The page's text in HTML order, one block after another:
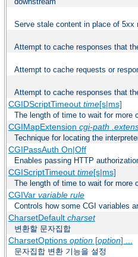
Serve stale content in place of 5xx
Attempt to cache responses that
Attempt to cache requests or
Attempt to cache responses that
CGIDScriptTimeout time[s|ms]
The length of time to wait for more
CGIMapExtension cgi-path
Technique for locating the
CGIPassAuth On|Off
Enables passing HTTP
CGIScriptTimeout time[s|ms]
The length of time to wait for more
CGIVar variable rule
Controls how some CGI variables
CharsetDefault charset
변환할 문자집합
CharsetOptions option[option] ...
문자집합 변환 기능을 설정